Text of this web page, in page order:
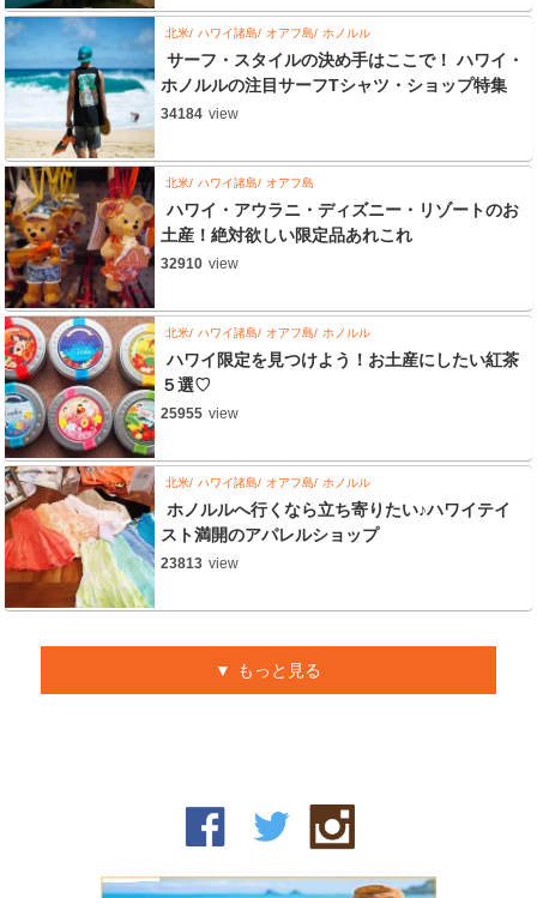
北米 ハワイ諸島 オアフ島 ホノルル
サーフ・スタイルの決め手はここで！ ハワイ・
ホノルルの注目サーフTシャツ・ショップ特集
34184 view
北米 ハワイ諸島 オアフ島
ハワイ・アウラニ・ディズニー・リゾートのお
土産！絶対欲しい限定品あれこれ
32910 view
北米 ハワイ諸島 オアフ島 ホノルル
ハワイ限定を見つけよう！お土産にしたい紅茶
５選♡
25955 view
北米 ハワイ諸島 オアフ島 ホノルル
ホノルルへ行くなら立ち寄りたい♪ハワイテイ
スト満開のアパレルショップ
23813 view
もっと見る